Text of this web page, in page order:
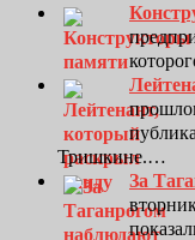
Тришкине.…
За